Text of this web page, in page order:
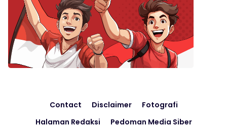
Contact Disclaimer
Fotografi
Halaman Redaksi
Pedoman Media Siber